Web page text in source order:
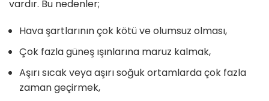
vardır. Bu nedenler;
Hava şartlarının çok kötü ve olumsuz olması,
Çok fazla güneş ışınlarına maruz kalmak,
Aşırı sıcak veya aşırı soğuk ortamlarda çok fazla
zaman geçirmek,